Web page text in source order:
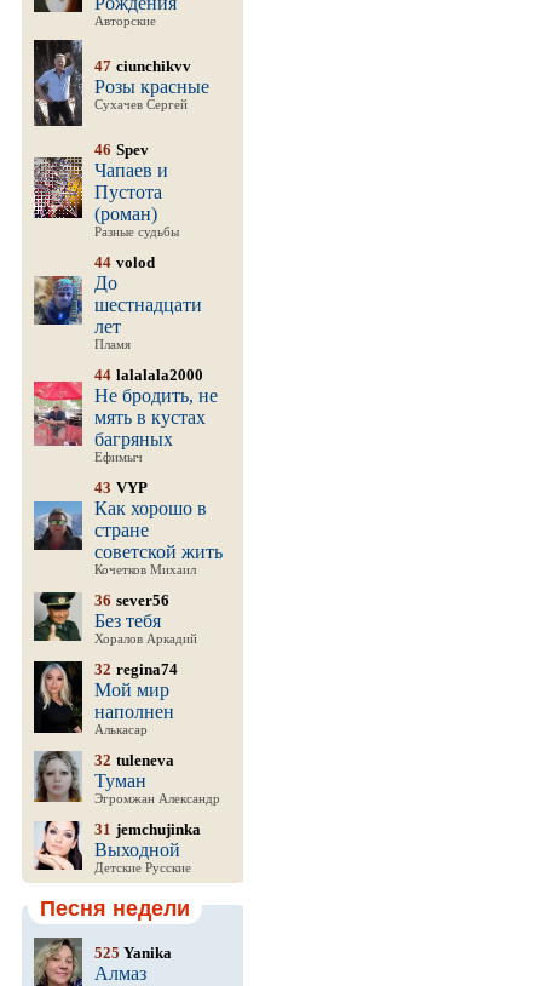
Авторские
47 ciunchikvv
Розы красные
Сухачев Сергей
46 Spev
Чапаев и
Пустота
(роман)
Разные судьбы
44 volod
До
шестнадцати
лет
Пламя
44 lalalala2000
Не бродить, не
мять в кустах
багряных
Ефимыч
43 VYP
Как хорошо в
стране
советской жить
Кочетков Михаил
36 sever56
Без тебя
Хоралов Аркадий
32 regina74
Мой мир
наполнен
Алькасар
32 tuleneva
Туман
Эгромжан Александр
31 jemchujinka
Выходной
Детские Русские
Песня недели
525 Yanika
Алмаз